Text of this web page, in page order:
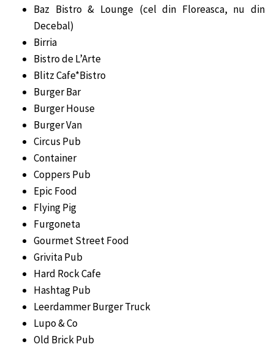
Baz Bistro & Lounge (cel din Floreasca, nu din
Decebal)
Birria
Bistro de L’Arte
Blitz Cafe*Bistro
Burger Bar
Burger House
Burger Van
Circus Pub
Container
Coppers Pub
Epic Food
Flying Pig
Furgoneta
Gourmet Street Food
Grivita Pub
Hard Rock Cafe
Hashtag Pub
Leerdammer Burger Truck
Lupo & Co
Old Brick Pub